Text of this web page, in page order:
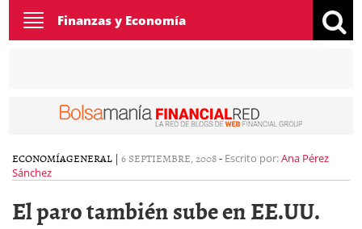
Toggle
navigation
Finanzas y Economía
ECONOMÍAGENERAL | 6 SEPTIEMBRE, 2008- Escrito por:Ana Pérez
Sánchez
El paro también sube en EE.UU.